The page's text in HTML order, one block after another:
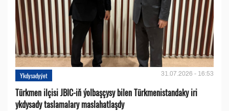
Ykdysadyýet 31.07.2026 - 16:53
Türkmen ilçisi JBIC-iň ýolbaşçysy bilen Türkmenistandaky iri
ykdysady taslamalary maslahatlaşdy